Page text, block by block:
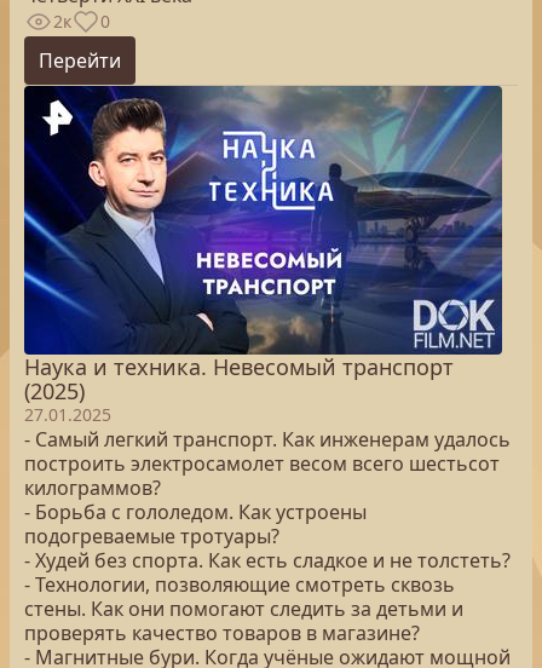
2к 0
Перейти
Наука и техника. Невесомый транспорт
(2025)
27.01.2025
- Самый легкий транспорт. Как инженерам удалось
построить электросамолет весом всего шестьсот
килограммов?
- Борьба с гололедом. Как устроены
подогреваемые тротуары?
- Худей без спорта. Как есть сладкое и не толстеть?
- Технологии, позволяющие смотреть сквозь
стены. Как они помогают следить за детьми и
проверять качество товаров в магазине?
- Магнитные бури. Когда учёные ожидают мощной